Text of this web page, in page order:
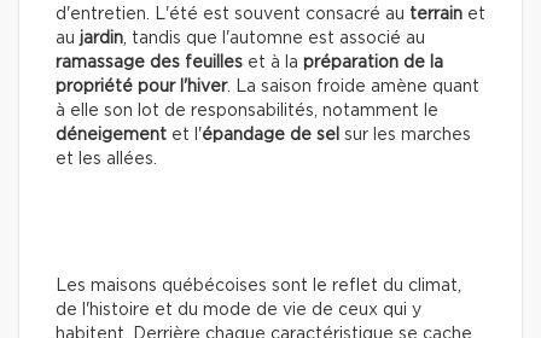
d'entretien. L'été est souvent consacré au terrain et
au jardin, tandis que l'automne est associé au
ramassage des feuilles et à la préparation de la
propriété pour l'hiver. La saison froide amène quant
à elle son lot de responsabilités, notamment le
déneigement et l'épandage de sel sur les marches
et les allées.
Les maisons québécoises sont le reflet du climat,
de l'histoire et du mode de vie de ceux qui y
habitent. Derrière chaque caractéristique se cache